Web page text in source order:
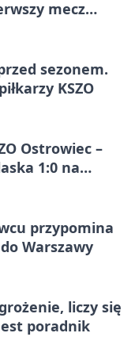
mecz
sezonem.
KSZO
Ostrowiec –
1:0 na
przypomina
Warszawy
liczy się
poradnik